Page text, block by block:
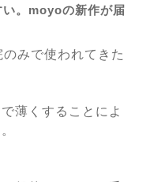
。moyoの新作が届
みで使われてきた
薄くすることによ